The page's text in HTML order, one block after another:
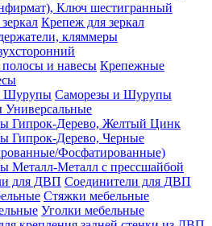
Ключ шестигранный
Крепеж для зеркал
кляммеры
Крепежные
Саморезы и Шурупы
Гипрок-Дерево, Желтый Цинк
Гипрок-Дерево, Черные
Фосфатированные)
Металл-Металл с прессшайбой
Соединители для ДВП
Стяжки мебельные
Уголки мебельные